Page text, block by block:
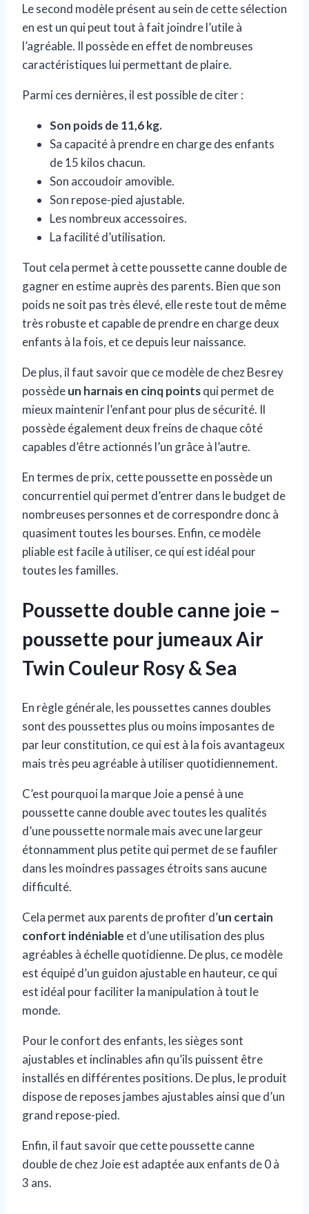
Le second modèle présent au sein de cette sélection
en est un qui peut tout à fait joindre l’utile à
l’agréable. Il possède en effet de nombreuses
caractéristiques lui permettant de plaire.
Parmi ces dernières, il est possible de citer :
Son poids de 11,6 kg.
Sa capacité à prendre en charge des enfants
de 15 kilos chacun.
Son accoudoir amovible.
Son repose-pied ajustable.
Les nombreux accessoires.
La facilité d’utilisation.
Tout cela permet à cette poussette canne double de
gagner en estime auprès des parents. Bien que son
poids ne soit pas très élevé, elle reste tout de même
très robuste et capable de prendre en charge deux
enfants à la fois, et ce depuis leur naissance.
De plus, il faut savoir que ce modèle de chez Besrey
possèdeun harnais en cinq pointsqui permet de
mieux maintenir l’enfant pour plus de sécurité. Il
possède également deux freins de chaque côté
capables d’être actionnés l’un grâce à l’autre.
En termes de prix, cette poussette en possède un
concurrentiel qui permet d’entrer dans le budget de
nombreuses personnes et de correspondre donc à
quasiment toutes les bourses. Enfin, ce modèle
pliable est facile à utiliser, ce qui est idéal pour
toutes les familles.
Poussette double canne joie –
poussette pour jumeaux Air
Twin Couleur Rosy & Sea
En règle générale, les poussettes cannes doubles
sont des poussettes plus ou moins imposantes de
par leur constitution, ce qui est à la fois avantageux
mais très peu agréable à utiliser quotidiennement.
C’est pourquoi la marque Joie a pensé à une
poussette canne double avec toutes les qualités
d’une poussette normale mais avec une largeur
étonnamment plus petite qui permet de se faufiler
dans les moindres passages étroits sans aucune
difficulté.
Cela permet aux parents de profiter d’un certain
confort indéniable et d’une utilisation des plus
agréables à échelle quotidienne. De plus, ce modèle
est équipé d’un guidon ajustable en hauteur, ce qui
est idéal pour faciliter la manipulation à tout le
monde.
Pour le confort des enfants, les sièges sont
ajustables et inclinables afin qu’ils puissent être
installés en différentes positions. De plus, le produit
dispose de reposes jambes ajustables ainsi que d’un
grand repose-pied.
Enfin, il faut savoir que cette poussette canne
double de chez Joie est adaptée aux enfants de 0 à
3 ans.